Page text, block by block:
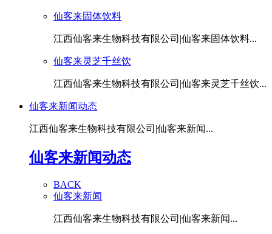
仙客来固体饮料
江西仙客来生物科技有限公司|仙客来固体饮料...
仙客来灵芝千丝饮
江西仙客来生物科技有限公司|仙客来灵芝千丝饮...
仙客来新闻动态
江西仙客来生物科技有限公司|仙客来新闻...
仙客来新闻动态
BACK
仙客来新闻
江西仙客来生物科技有限公司|仙客来新闻...